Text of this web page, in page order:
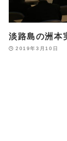
淡路島の洲本
2019年3月10日